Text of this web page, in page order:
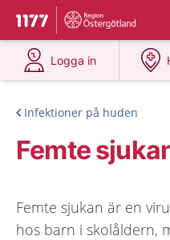
Till startsidan för 1177
Du har valt region
Logga in
på 1177.se
Infektioner på huden
Femte
Femte sjukan är en
hos barn i skolåldern,